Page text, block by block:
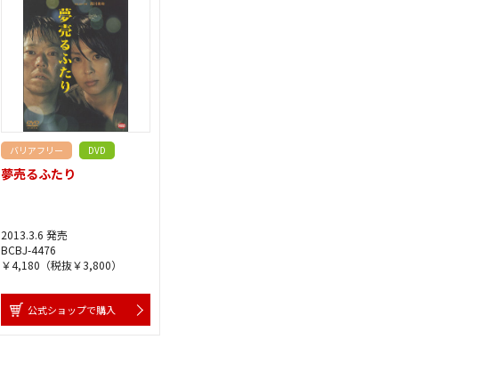
バリアフリー DVD
夢売るふたり
2013.3.6 発売
BCBJ-4476
￥4,180（税抜￥3,800）
公式ショップで購入